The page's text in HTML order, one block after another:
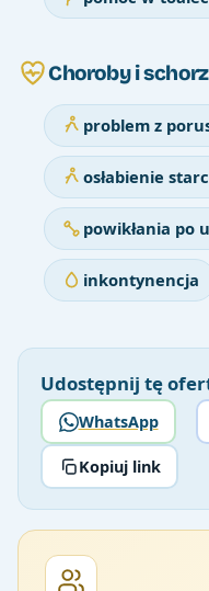
Choroby i
problem z
osłabienie
powikłania po
inkontynencja
Udostępnij tę
WhatsApp
Kopiuj link